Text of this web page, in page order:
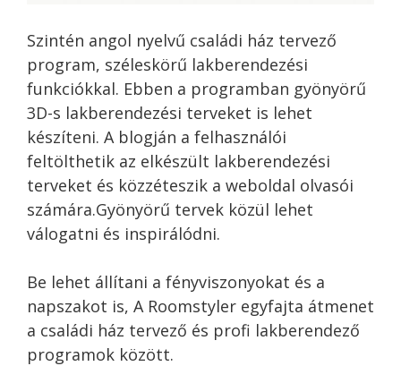
Szintén angol nyelvű családi ház tervező
program, széleskörű lakberendezési
funkciókkal. Ebben a programban gyönyörű
3D-s lakberendezési terveket is lehet
készíteni. A blogján a felhasználói
feltölthetik az elkészült lakberendezési
terveket és közzéteszik a weboldal olvasói
számára.Gyönyörű tervek közül lehet
válogatni és inspirálódni.
Be lehet állítani a fényviszonyokat és a
napszakot is, A Roomstyler egyfajta átmenet
a családi ház tervező és profi lakberendező
programok között.